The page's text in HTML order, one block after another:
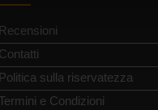
Recensioni
Contatti
Politica sulla riservatezza
e Condizioni